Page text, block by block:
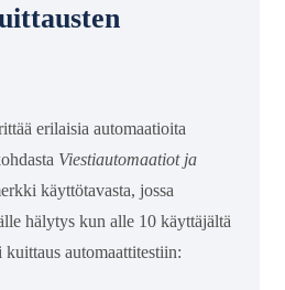
erilaisia automaatioita
Viestiautomaatiot ja
käyttötavasta, jossa
hälytys kun alle 10 käyttäjältä
kuittaus automaattitestiin: